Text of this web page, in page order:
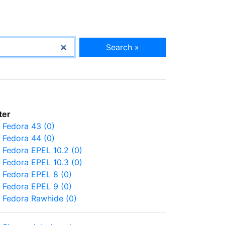
Search »
Fedora 43 (0)
Fedora 44 (0)
Fedora EPEL 10.2 (0)
Fedora EPEL 10.3 (0)
Fedora EPEL 8 (0)
Fedora EPEL 9 (0)
Fedora Rawhide (0)